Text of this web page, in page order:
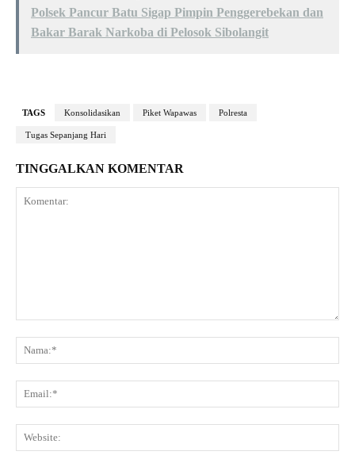
Polsek Pancur Batu Sigap Pimpin Penggerebekan dan
Bakar Barak Narkoba di Pelosok Sibolangit
TAGS Konsolidasikan Piket Wapawas Polresta
Tugas Sepanjang Hari
TINGGALKAN KOMENTAR